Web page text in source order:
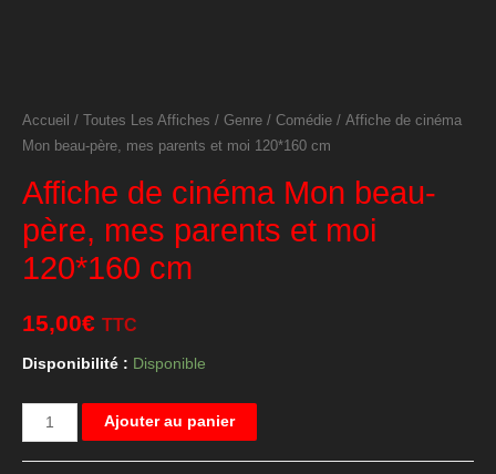
Accueil / Toutes Les Affiches / Genre / Comédie / Affiche de cinéma
Mon beau-père, mes parents et moi 120*160 cm
Affiche de cinéma Mon beau-
père, mes parents et moi
120*160 cm
15,00€ TTC
Disponibilité : Disponible
quantité
de
Ajouter au panier